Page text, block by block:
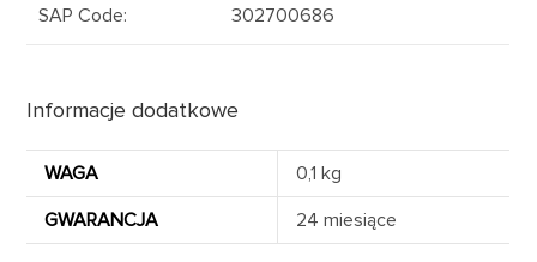
SAP Code: 302700686
Informacje dodatkowe
WAGA
0,1 kg
GWARANCJA
24 miesiące